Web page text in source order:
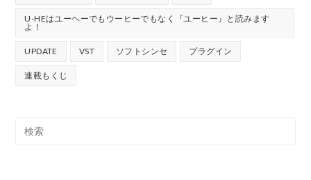
U-HEはユーヘーでもウーヒーでもなく『ユーヒー』と読みます
よ！
UPDATE VST ソフトシンセ プラグイン
連載もくじ